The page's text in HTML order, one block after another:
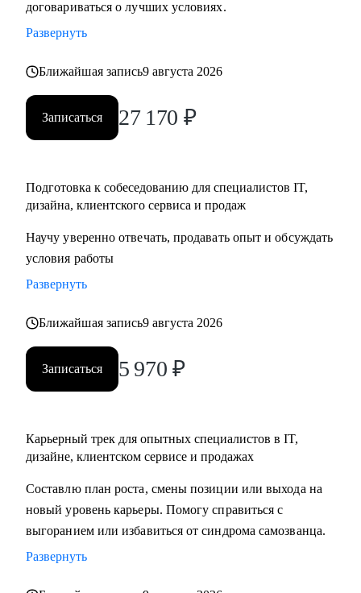
• Тем, кто хочет начать карьеру в IT и Digital или
клиентском сервисе и продажах;
и Digital или клиентском сервисе и продажах;
договариваться о лучших условиях.
Развернуть
Ближайшая запись9 августа 2026
Записаться 27 170 ₽
Подготовка к собеседованию для специалистов IT,
дизайна, клиентского сервиса и продаж
Научу уверенно отвечать, продавать опыт и обсуждать
условия работы
Развернуть
Ближайшая запись9 августа 2026
Записаться 5 970 ₽
Карьерный трек для опытных специалистов в IT,
дизайне, клиентском сервисе и продажах
Составлю план роста, смены позиции или выхода на
новый уровень карьеры. Помогу справиться с
выгоранием или избавиться от синдрома самозванца.
Развернуть